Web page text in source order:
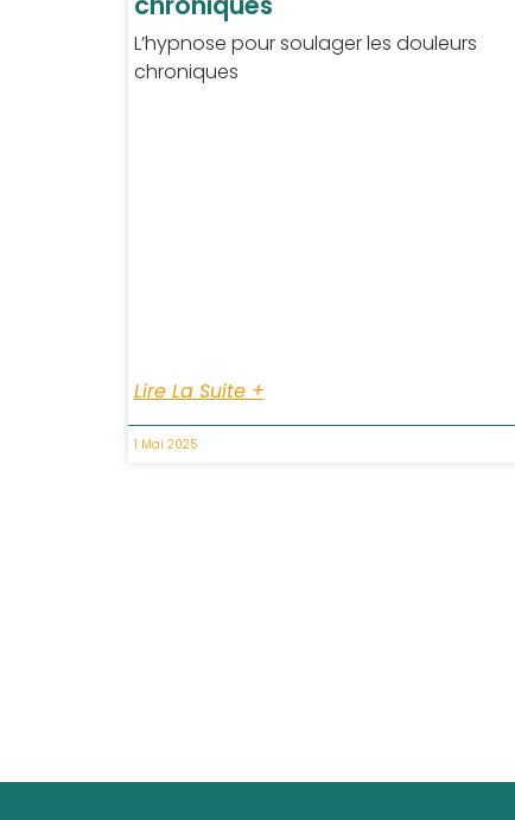
L’hypnose pour soulager les douleurs
chroniques
Lire La Suite +
1 Mai 2025